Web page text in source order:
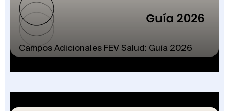
Campos Adicionales FEV Salud: Guía 2026